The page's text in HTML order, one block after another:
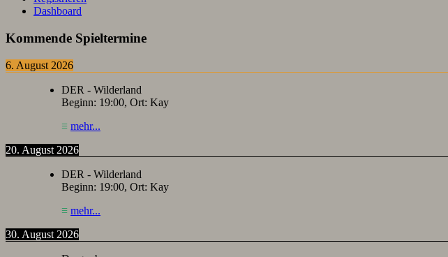
Dashboard
Kommende Spieltermine
6. August 2026
DER - Wilderland
Beginn: 19:00, Ort: Kay
≡ mehr...
20. August 2026
DER - Wilderland
Beginn: 19:00, Ort: Kay
≡ mehr...
30. August 2026